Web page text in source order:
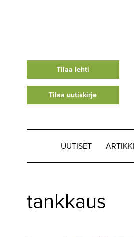
Tilaa lehti
Tilaa uutiskirje
UUTISET
ARTIKKELIT
tankkaus